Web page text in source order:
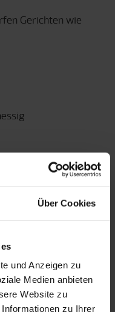
Über Cookies
und Anzeigen zu
Medien anbieten
Website zu
zu Ihrer
Gerichten wie